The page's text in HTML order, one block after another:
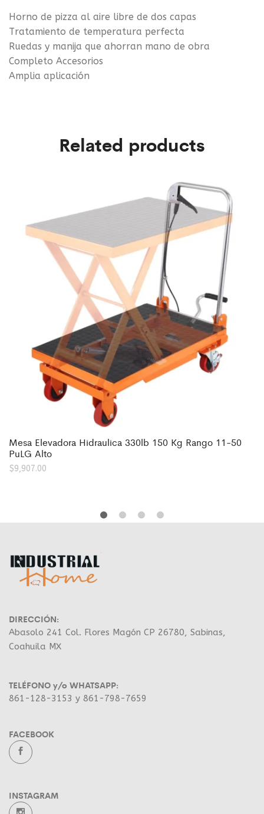
Horno de pizza al aire libre de dos capas
Tratamiento de temperatura perfecta
Ruedas y manija que ahorran mano de obra
Completo Accesorios
Amplia aplicación
Related products
Mesa Elevadora Hidraulica 330lb 150 Kg Rango 11-50
PuLG Alto
$9,907.00
DIRECCIÓN:
Abasolo 241 Col. Flores Magón CP 26780, Sabinas,
Coahuila MX
TELÉFONO y/o WHATSAPP:
861-128-3153 y 861-798-7659
FACEBOOK
INSTAGRAM